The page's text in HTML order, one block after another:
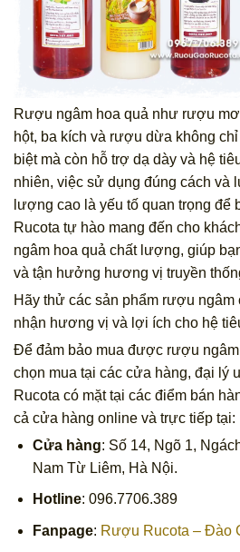
Rượu ngâm hoa quả như rượu
hột, ba kích và rượu dừa không
biệt mà còn hỗ trợ dạ dày và hệ
nhiên, việc sử dụng đúng cách và
lượng cao là yếu tố quan trọng để
Rucota tự hào mang đến cho
ngâm hoa quả chất lượng, giúp
và tận hưởng hương vị truyền
Hãy thử các sản phẩm rượu ngâm
nhận hương vị và lợi ích cho hệ
Để đảm bảo mua được rượu
chọn mua tại các cửa hàng, đại lý
Rucota có mặt tại các điểm bán
cả cửa hàng online và trực tiếp tại:
Cửa hàng: Số 14, Ngõ 1,
Nam Từ Liêm, Hà Nội.
Hotline: 096.7706.389
Fanpage: Rượu Rucota – Đào